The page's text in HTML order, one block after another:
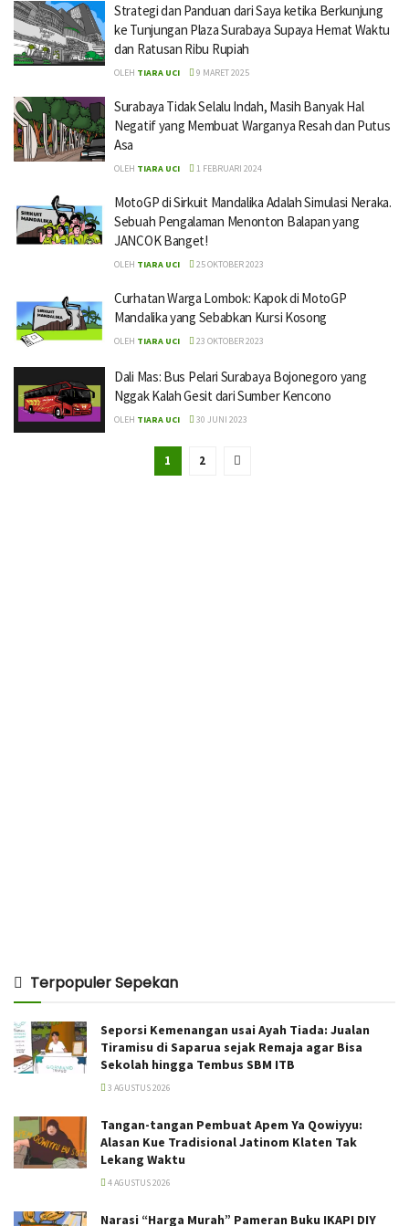
Strategi dan Panduan dari Saya ketika Berkunjung
ke Tunjungan Plaza Surabaya Supaya Hemat Waktu
dan Ratusan Ribu Rupiah
OLEH TIARA UCI 9 MARET 2025
Surabaya Tidak Selalu Indah, Masih Banyak Hal
Negatif yang Membuat Warganya Resah dan Putus
Asa
OLEH TIARA UCI 1 FEBRUARI 2024
MotoGP di Sirkuit Mandalika Adalah Simulasi Neraka.
Sebuah Pengalaman Menonton Balapan yang
JANCOK Banget!
OLEH TIARA UCI 25 OKTOBER 2023
Curhatan Warga Lombok: Kapok di MotoGP
Mandalika yang Sebabkan Kursi Kosong
OLEH TIARA UCI 23 OKTOBER 2023
Dali Mas: Bus Pelari Surabaya Bojonegoro yang
Nggak Kalah Gesit dari Sumber Kencono
OLEH TIARA UCI 30 JUNI 2023
1 2
Terpopuler Sepekan
Seporsi Kemenangan usai Ayah Tiada: Jualan
Tiramisu di Saparua sejak Remaja agar Bisa
Sekolah hingga Tembus SBM ITB
3 AGUSTUS 2026
Tangan-tangan Pembuat Apem Ya Qowiyyu:
Alasan Kue Tradisional Jatinom Klaten Tak
Lekang Waktu
4 AGUSTUS 2026
Narasi “Harga Murah” Pameran Buku IKAPI DIY